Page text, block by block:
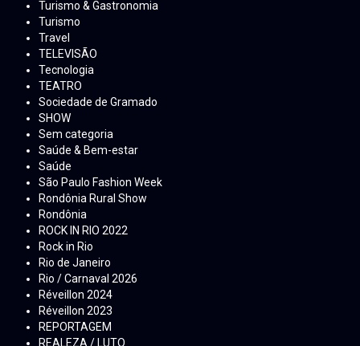
Turismo & Gastronomia
Turismo
Travel
TELEVISÃO
Tecnologia
TEATRO
Sociedade de Gramado
SHOW
Sem categoria
Saúde & Bem-estar
Saúde
São Paulo Fashion Week
Rondônia Rural Show
Rondônia
ROCK IN RIO 2022
Rock in Rio
Rio de Janeiro
Rio / Carnaval 2026
Réveillon 2024
Réveillon 2023
REPORTAGEM
REALEZA / LUTO